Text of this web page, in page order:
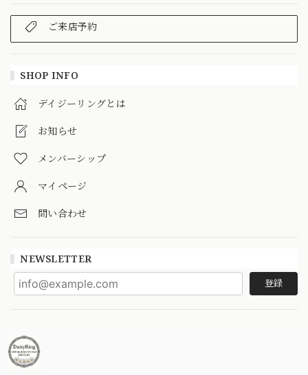
ご来店予約
SHOP INFO
デイジーリングとは
お知らせ
メンバーシップ
マイページ
問い合わせ
NEWSLETTER
登録